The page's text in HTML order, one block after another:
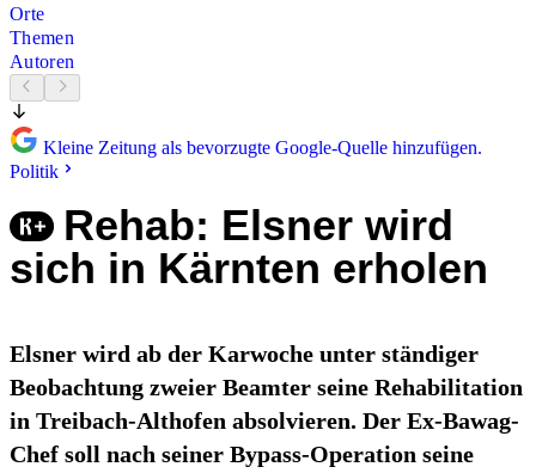
Orte
Themen
Autoren
Kleine Zeitung als bevorzugte Google-Quelle hinzufügen.
Politik
Rehab: Elsner wird
sich in Kärnten erholen
Elsner wird ab der Karwoche unter ständiger
Beobachtung zweier Beamter seine Rehabilitation
in Treibach-Althofen absolvieren. Der Ex-Bawag-
Chef soll nach seiner Bypass-Operation seine